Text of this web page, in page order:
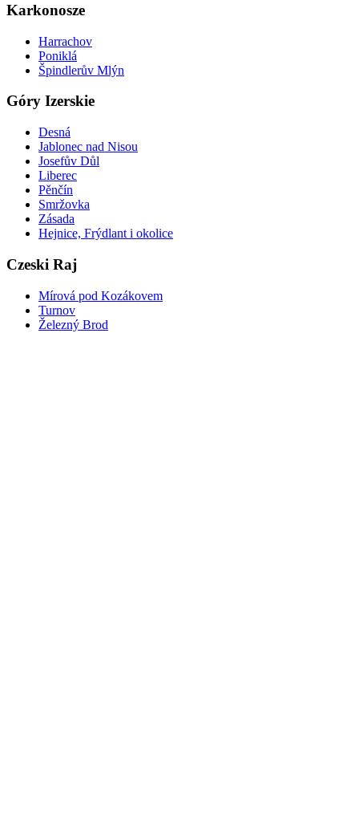
Karkonosze
Harrachov
Poniklá
Špindlerův Mlýn
Góry Izerskie
Desná
Jablonec nad Nisou
Josefův Důl
Liberec
Pěnčín
Smržovka
Zásada
Hejnice, Frýdlant i okolice
Czeski Raj
Mírová pod Kozákovem
Turnov
Železný Brod